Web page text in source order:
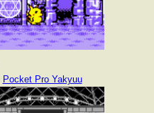
Pocket Pro Yakyuu